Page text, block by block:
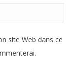
site Web dans ce